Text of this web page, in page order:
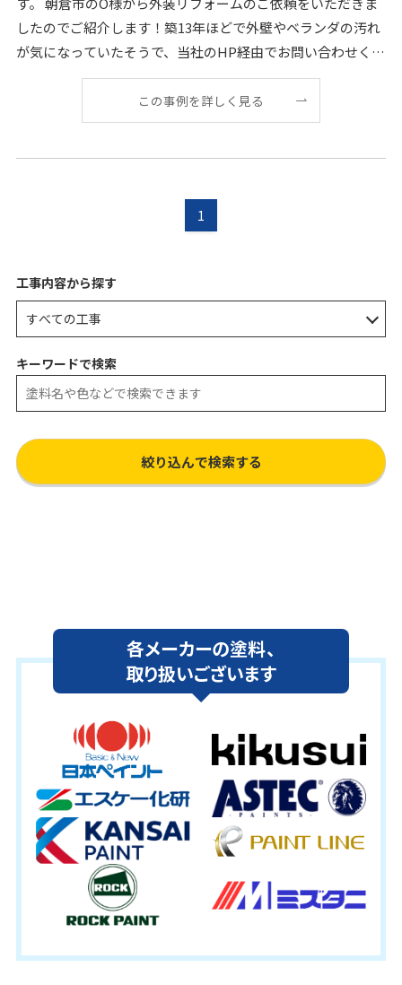
したのでご紹介します！築13年ほどで外壁やベランダの汚れ
が気になっていたそうで、当社のHP経由でお問い合わせくだ
さいました。 誠にありがとうございます！今回
この事例を詳しく見る
1
工事内容から探す
キーワードで検索
各メーカーの塗料、
取り扱いございます